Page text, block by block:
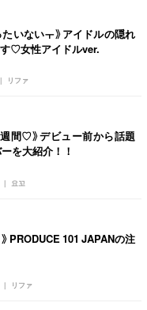
ファッション
人気リファ
いないㅜ》アイドルの隠れ
♡女性アイドルver.
요꼬
間♡》デビュー前から話題
を大紹介！！
リファ
PRODUCE 101 JAPANの注